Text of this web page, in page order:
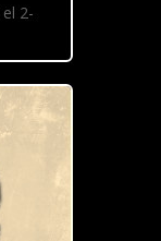
2-